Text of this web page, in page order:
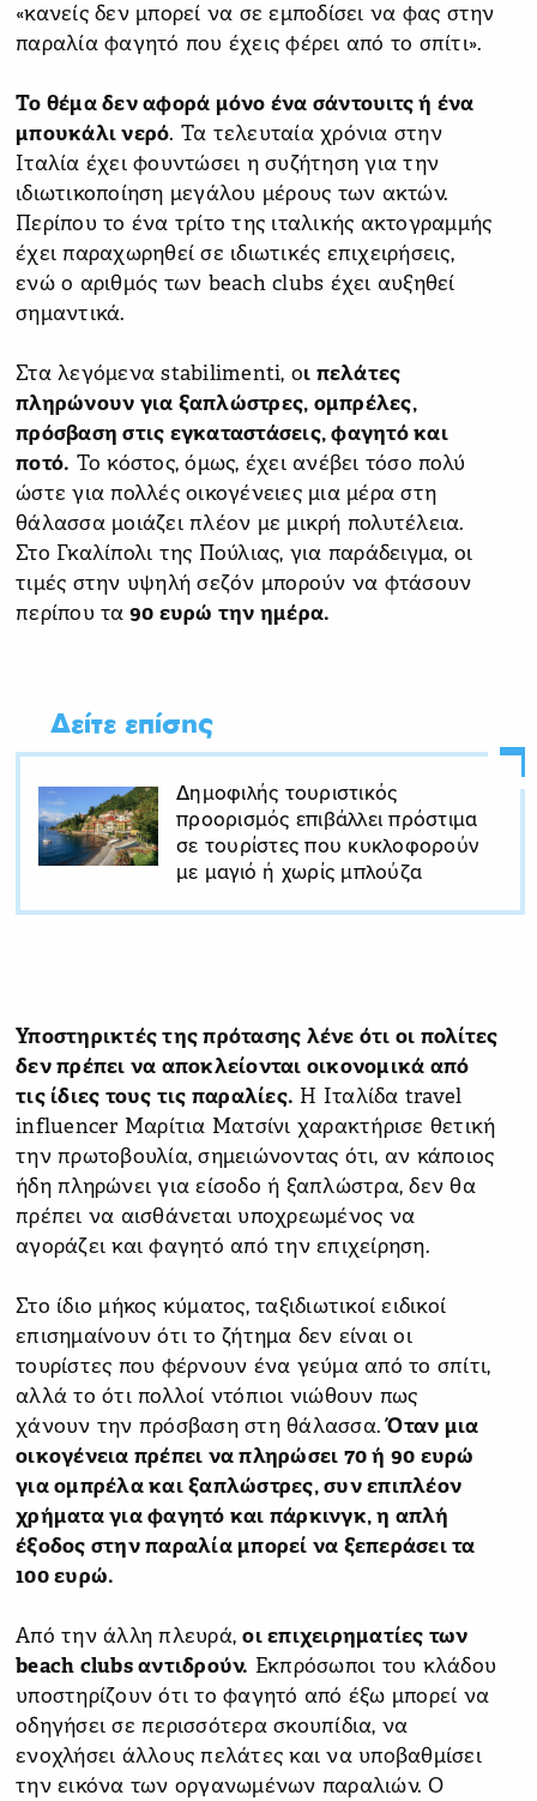
«κανείς δεν μπορεί να σε εμποδίσει να φας στην
παραλία φαγητό που έχεις φέρει από το σπίτι».
Το θέμα δεν αφορά μόνο ένα σάντουιτς ή ένα
μπουκάλι νερό. Τα τελευταία χρόνια στην
Ιταλία έχει φουντώσει η συζήτηση για την
ιδιωτικοποίηση μεγάλου μέρους των ακτών.
Περίπου το ένα τρίτο της ιταλικής ακτογραμμής
έχει παραχωρηθεί σε ιδιωτικές επιχειρήσεις,
ενώ ο αριθμός των beach clubs έχει αυξηθεί
σημαντικά.
Στα λεγόμενα stabilimenti, οι πελάτες
πληρώνουν για ξαπλώστρες, ομπρέλες,
πρόσβαση στις εγκαταστάσεις, φαγητό και
ποτό. Το κόστος, όμως, έχει ανέβει τόσο πολύ
ώστε για πολλές οικογένειες μια μέρα στη
θάλασσα μοιάζει πλέον με μικρή πολυτέλεια.
Στο Γκαλίπολι της Πούλιας, για παράδειγμα, οι
τιμές στην υψηλή σεζόν μπορούν να φτάσουν
περίπου τα 90 ευρώ την ημέρα.
Δείτε επίσης
Δημοφιλής τουριστικός
προορισμός επιβάλλει πρόστιμα
σε τουρίστες που κυκλοφορούν
με μαγιό ή χωρίς μπλούζα
Υποστηρικτές της πρότασης λένε ότι οι πολίτες
δεν πρέπει να αποκλείονται οικονομικά από
τις ίδιες τους τις παραλίες. Η Ιταλίδα travel
influencer Μαρίτια Ματσίνι χαρακτήρισε θετική
την πρωτοβουλία, σημειώνοντας ότι, αν κάποιος
ήδη πληρώνει για είσοδο ή ξαπλώστρα, δεν θα
πρέπει να αισθάνεται υποχρεωμένος να
αγοράζει και φαγητό από την επιχείρηση.
Στο ίδιο μήκος κύματος, ταξιδιωτικοί ειδικοί
επισημαίνουν ότι το ζήτημα δεν είναι οι
τουρίστες που φέρνουν ένα γεύμα από το σπίτι,
αλλά το ότι πολλοί ντόπιοι νιώθουν πως
χάνουν την πρόσβαση στη θάλασσα.Όταν μια
οικογένεια πρέπει να πληρώσει 70 ή 90 ευρώ
για ομπρέλα και ξαπλώστρες, συν επιπλέον
χρήματα για φαγητό και πάρκινγκ, η απλή
έξοδος στην παραλία μπορεί να ξεπεράσει τα
100 ευρώ.
Από την άλλη πλευρά,οι επιχειρηματίες των
beach clubs αντιδρούν. Εκπρόσωποι του κλάδου
υποστηρίζουν ότι το φαγητό από έξω μπορεί να
οδηγήσει σε περισσότερα σκουπίδια, να
ενοχλήσει άλλους πελάτες και να υποβαθμίσει
την εικόνα των οργανωμένων παραλιών. Ο